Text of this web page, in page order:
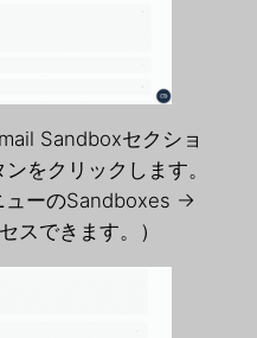
Sandboxセクショ
をクリックします。
ューのSandboxes ->
スできます。）